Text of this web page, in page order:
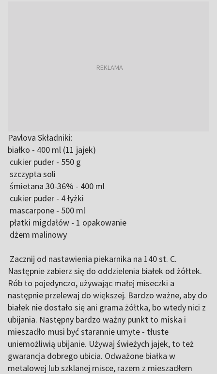
Pavlova Składniki:
białko - 400 ml (11 jajek)
cukier puder - 550 g
szczypta soli
śmietana 30-36% - 400 ml
cukier puder - 4 łyżki
mascarpone - 500 ml
płatki migdałów - 1 opakowanie
dżem malinowy
Zacznij od nastawienia piekarnika na 140 st. C.
Następnie zabierz się do oddzielenia białek od żółtek.
Rób to pojedynczo, używając małej miseczki a
następnie przelewaj do większej. Bardzo ważne, aby do
białek nie dostało się ani grama żółtka, bo wtedy nici z
ubijania. Następny bardzo ważny punkt to miska i
mieszadło musi być starannie umyte - tłuste
uniemożliwią ubijanie. Używaj świeżych jajek, to też
gwarancja dobrego ubicia. Odważone białka w
metalowej lub szklanej misce, razem z mieszadłem